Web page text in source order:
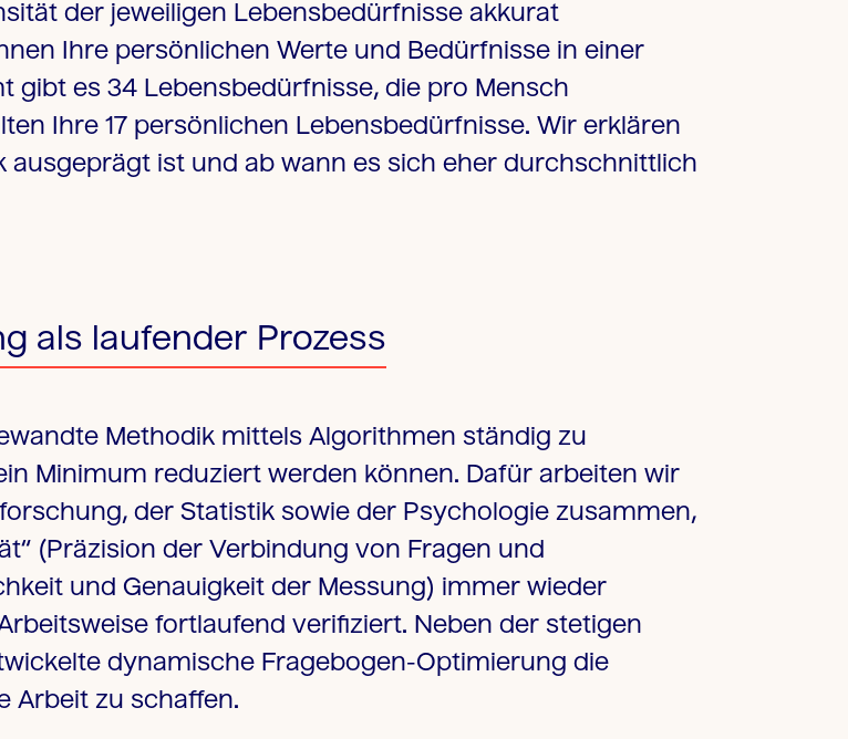
der jeweiligen Lebensbedürfnisse akkurat
Ihre persönlichen Werte und Bedürfnisse in einer
gibt es 34 Lebensbedürfnisse, die pro Mensch
Ihre 17 persönlichen Lebensbedürfnisse. Wir erklären
ausgeprägt ist und ab wann es sich eher durchschnittlich
als laufender Prozess
Methodik mittels Algorithmen ständig zu
Minimum reduziert werden können. Dafür arbeiten wir
der Statistik sowie der Psychologie zusammen,
(Präzision der Verbindung von Fragen und
und Genauigkeit der Messung) immer wieder
fortlaufend verifiziert. Neben der stetigen
dynamische Fragebogen-Optimierung die
Arbeit zu schaffen.